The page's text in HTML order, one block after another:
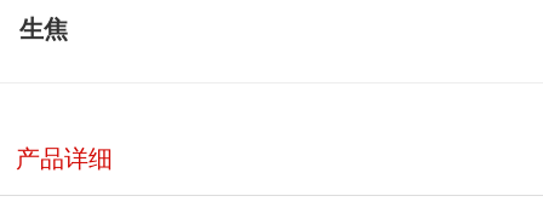
生焦
产品详细